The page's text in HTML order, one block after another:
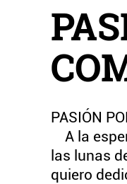
PASIÓN
A la
las lunas
quiero